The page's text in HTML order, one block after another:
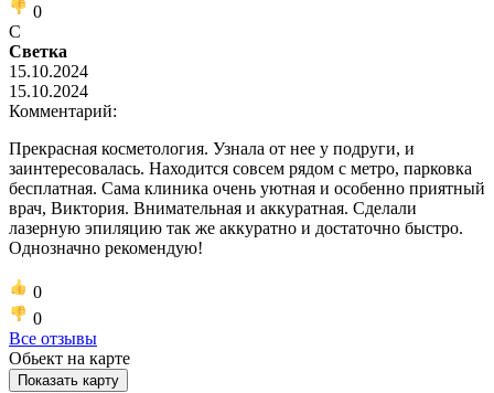
0
С
Светка
15.10.2024
15.10.2024
Комментарий:
Прекрасная косметология. Узнала от нее у подруги, и
заинтересовалась. Находится совсем рядом с метро, парковка
бесплатная. Сама клиника очень уютная и особенно приятный
врач, Виктория. Внимательная и аккуратная. Сделали
лазерную эпиляцию так же аккуратно и достаточно быстро.
Однозначно рекомендую!
0
0
Все отзывы
Обьект на карте
Показать карту